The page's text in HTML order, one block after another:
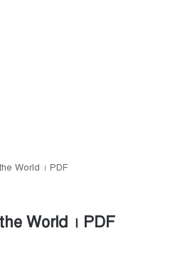
the World । PDF
the World । PDF